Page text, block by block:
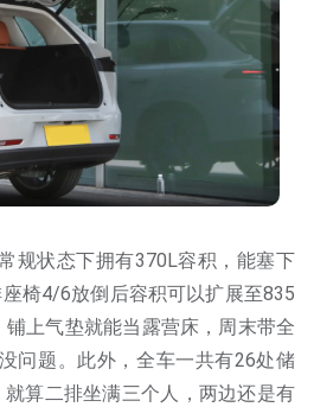
规状态下拥有370L容积，能塞下
椅4/6放倒后容积可以扩展至835
上气垫就能当露营床，周末带全
问题。此外，全车一共有26处储
算二排坐满三个人，两边还是有